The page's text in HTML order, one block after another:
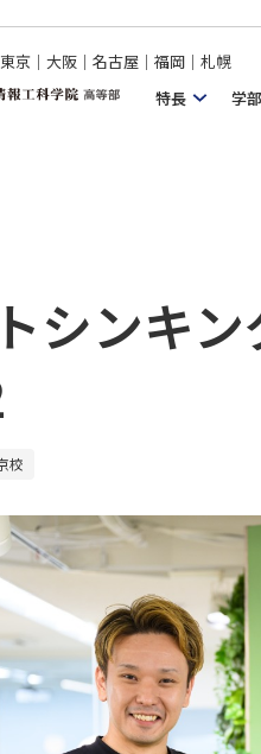
京｜大阪｜名古屋｜福岡｜札幌
特長
学
トシンキ
校